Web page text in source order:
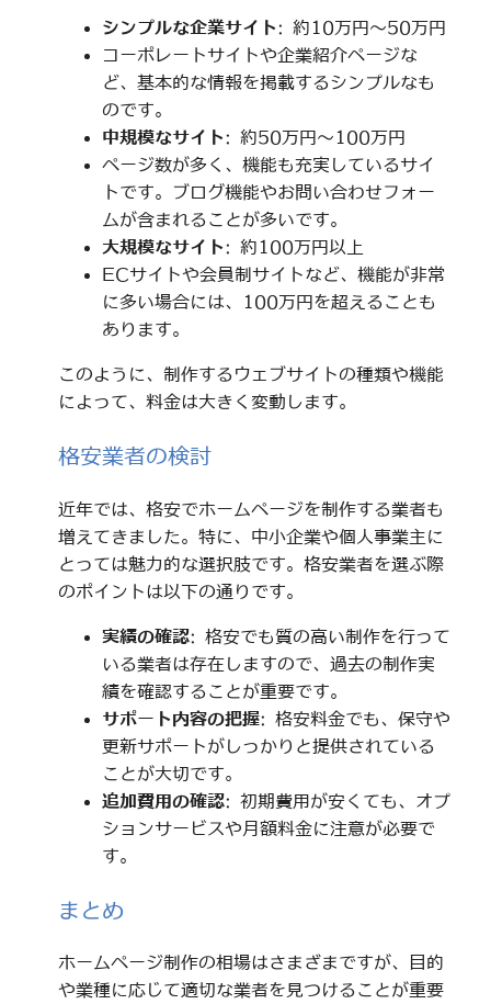
シンプルな企業サイト: 約10万円～50万円
コーポレートサイトや企業紹介ページな
ど、基本的な情報を掲載するシンプルなも
のです。
中規模なサイト: 約50万円～100万円
ページ数が多く、機能も充実しているサイ
トです。ブログ機能やお問い合わせフォー
ムが含まれることが多いです。
大規模なサイト: 約100万円以上
ECサイトや会員制サイトなど、機能が非常
に多い場合には、100万円を超えることも
あります。
このように、制作するウェブサイトの種類や機能
によって、料金は大きく変動します。
格安業者の検討
近年では、格安でホームページを制作する業者も
増えてきました。特に、中小企業や個人事業主に
とっては魅力的な選択肢です。格安業者を選ぶ際
のポイントは以下の通りです。
実績の確認: 格安でも質の高い制作を行って
いる業者は存在しますので、過去の制作実
績を確認することが重要です。
サポート内容の把握: 格安料金でも、保守や
更新サポートがしっかりと提供されている
ことが大切です。
追加費用の確認: 初期費用が安くても、オプ
ションサービスや月額料金に注意が必要で
す。
まとめ
ホームページ制作の相場はさまざまですが、目的
や業種に応じて適切な業者を見つけることが重要